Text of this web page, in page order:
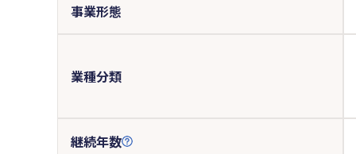
事業形態
業種分類
継続年数